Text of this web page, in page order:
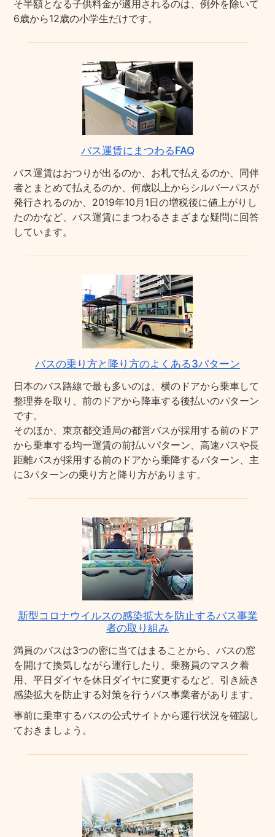
そ半額となる子供料金が適用されるのは、例外を除いて
6歳から12歳の小学生だけです。
バス運賃にまつわるFAQ
バス運賃はおつりが出るのか、お札で払えるのか、同伴
者とまとめて払えるのか、何歳以上からシルバーパスが
発行されるのか、2019年10月1日の増税後に値上がりし
たのかなど、バス運賃にまつわるさまざまな疑問に回答
しています。
バスの乗り方と降り方のよくある3パターン
日本のバス路線で最も多いのは、横のドアから乗車して
整理券を取り、前のドアから降車する後払いのパターン
です。
そのほか、東京都交通局の都営バスが採用する前のドア
から乗車する均一運賃の前払いパターン、高速バスや長
距離バスが採用する前のドアから乗降するパターン、主
に3パターンの乗り方と降り方があります。
新型コロナウイルスの感染拡大を防止するバス事業
者の取り組み
満員のバスは3つの密に当てはまることから、バスの窓
を開けて換気しながら運行したり、乗務員のマスク着
用、平日ダイヤを休日ダイヤに変更するなど、引き続き
感染拡大を防止する対策を行うバス事業者があります。
事前に乗車するバスの公式サイトから運行状況を確認し
ておきましょう。